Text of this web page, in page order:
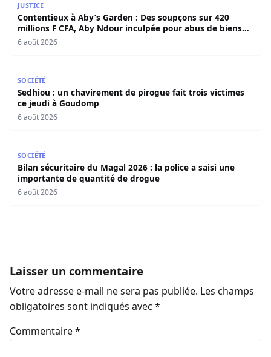
JUSTICE
Contentieux à Aby’s Garden : Des soupçons sur 420
millions F CFA, Aby Ndour inculpée pour abus de biens
sociaux
6 août 2026
SOCIÉTÉ
Sedhiou : un chavirement de pirogue fait trois victimes
ce jeudi à Goudomp
6 août 2026
SOCIÉTÉ
Bilan sécuritaire du Magal 2026 : la police a saisi une
importante de quantité de drogue
6 août 2026
Laisser un commentaire
Votre adresse e-mail ne sera pas publiée. Les champs
obligatoires sont indiqués avec *
Commentaire*